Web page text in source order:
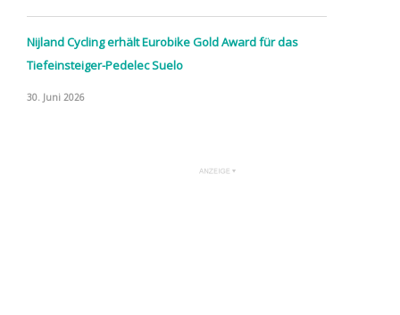
Nijland Cycling erhält Eurobike Gold Award für das
Tiefeinsteiger-Pedelec Suelo
30. Juni 2026